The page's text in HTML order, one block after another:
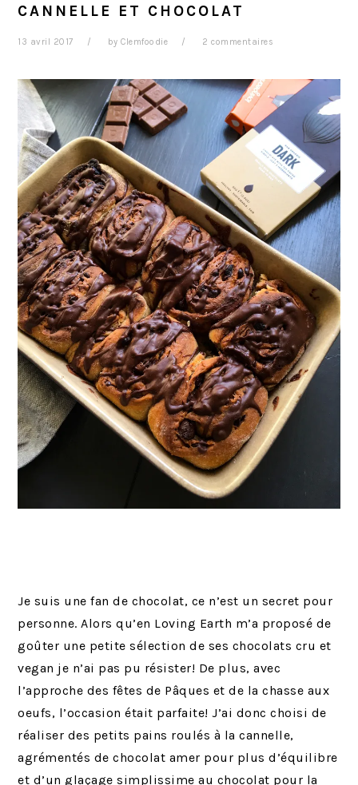
CANNELLE ET CHOCOLAT
13 avril 2017 byClemfoodie 2 commentaires
Je suis une fan de chocolat, ce n’est un secret pour
personne. Alors qu’en Loving Earth m’a proposé de
goûter une petite sélection de ses chocolats cru et
vegan je n’ai pas pu résister! De plus, avec
l’approche des fêtes de Pâques et de la chasse aux
oeufs, l’occasion était parfaite! J’ai donc choisi de
réaliser des petits pains roulés à la cannelle,
agrémentés de chocolat amer pour plus d’équilibre
et d’un glaçage simplissime au chocolat pour la